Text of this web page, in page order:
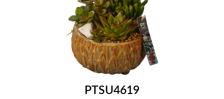
PTSU4619